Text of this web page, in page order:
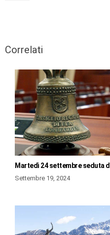
Correlati
Martedì 24 settembre seduta
Settembre 19, 2024